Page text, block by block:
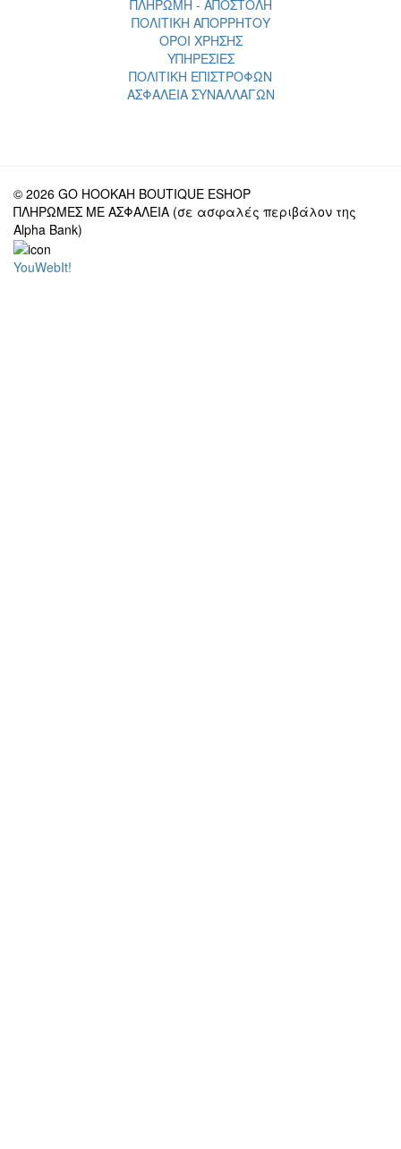
ΠΛΗΡΩΜΗ - ΑΠΟΣΤΟΛΗ
ΠΟΛΙΤΙΚΗ ΑΠΟΡΡΗΤΟΥ
ΟΡΟΙ ΧΡΗΣΗΣ
ΥΠΗΡΕΣΙΕΣ
ΠΟΛΙΤΙΚΗ ΕΠΙΣΤΡΟΦΩΝ
ΑΣΦΑΛΕΙΑ ΣΥΝΑΛΛΑΓΩΝ
© 2026 GO HOOKAH BOUTIQUE ESHOP
ΠΛΗΡΩΜΕΣ ΜΕ ΑΣΦΑΛΕΙΑ (σε ασφαλές περιβάλον της
Alpha Bank)
YouWebIt!